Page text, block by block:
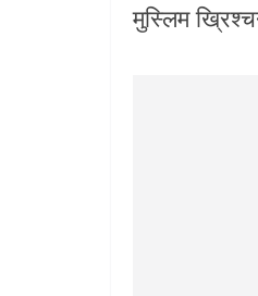
मुस्लिम